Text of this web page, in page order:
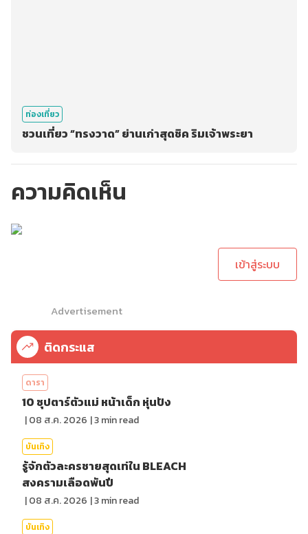
ท่องเที่ยว
ชวนเที่ยว “ทรงวาด” ย่านเก่าสุดชิค ริมเจ้าพระยา
ความคิดเห็น
เข้าสู่ระบบ
Advertisement
ติดกระแส
ดารา
10 ซุปตาร์ตัวแม่ หน้าเด็ก หุ่นปัง
|08 ส.ค. 2026 |3min read
บันเทิง
รู้จักตัวละครชายสุดเท่ใน BLEACH
สงครามเลือดพันปี
|08 ส.ค. 2026 |3min read
บันเทิง